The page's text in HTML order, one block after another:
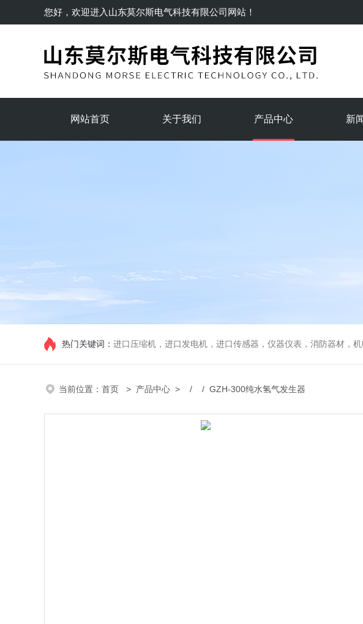
您好，欢迎进入 山东莫尔斯电气科技有限公司网站！
网站首页 关于我们 产品中心 新
热门关键词： 进口压缩机，进口发电机，进口传感器，仪器仪表，消防器材，
当前位置： 首页 > 产品中心 > / / GZH-300纯水氢气发生器